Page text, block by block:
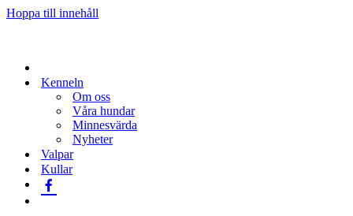
Hoppa till innehåll
Kenneln
Om oss
Våra hundar
Minnesvärda
Nyheter
Valpar
Kullar